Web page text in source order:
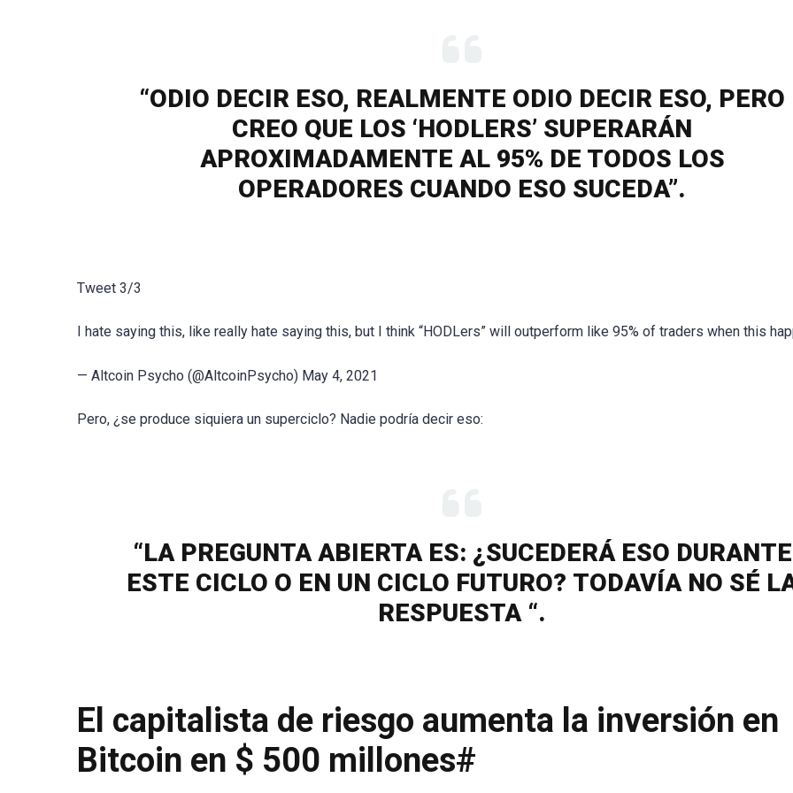
“ODIO DECIR ESO, REALMENTE ODIO DECIR ESO, PERO
CREO QUE LOS ‘HODLERS’ SUPERARÁN
APROXIMADAMENTE AL 95% DE TODOS LOS
OPERADORES CUANDO ESO SUCEDA”.
Tweet 3/3
I hate saying this, like really hate saying this, but I think “HODLers” will outperform like 95% of traders when this
— Altcoin Psycho (@AltcoinPsycho) May 4, 2021
Pero, ¿se produce siquiera un superciclo? Nadie podría decir eso:
“LA PREGUNTA ABIERTA ES: ¿SUCEDERÁ ESO DURANTE
ESTE CICLO O EN UN CICLO FUTURO? TODAVÍA NO SÉ
RESPUESTA “.
El capitalista de riesgo aumenta la inversión en
Bitcoin en $ 500 millones#